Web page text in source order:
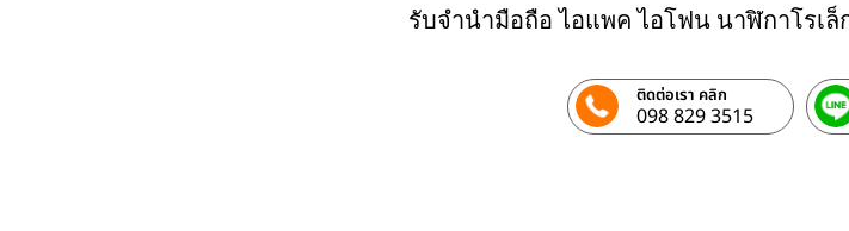
รับจำนำมือถือ ไอแพค ไอโฟน นาฬิกาโรเ
ติดต่อเรา คลิก
098 829 3515